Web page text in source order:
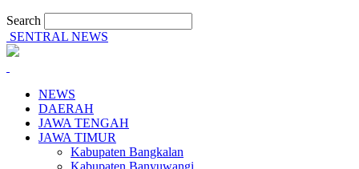
Search
SENTRAL NEWS
NEWS
DAERAH
JAWA TENGAH
JAWA TIMUR
Kabupaten Bangkalan
Kabupaten Banyuwangi